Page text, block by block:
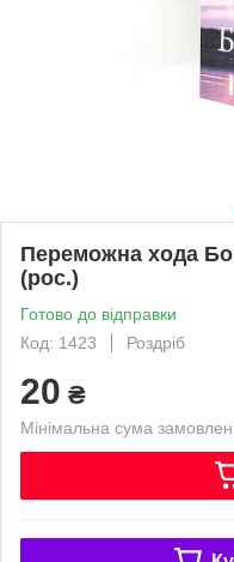
Переможна хода
(рос.)
Готово до відправки
Код: 1423
Роздріб
20 ₴
Мінімальна сума